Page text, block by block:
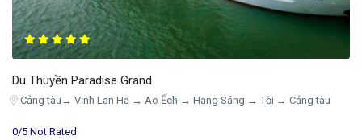
Du Thuyền Paradise Grand
Cảng tàu→ Vịnh Lan Hạ → Ao Ếch → Hang Sáng → Tối → Cảng tàu
0/5 Not Rated